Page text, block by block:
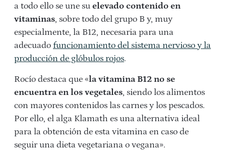
a todo ello se une su elevado contenido en
vitaminas, sobre todo del grupo B y, muy
especialmente, la B12, necesaria para una
adecuado funcionamiento del sistema nervioso y la
producción de glóbulos rojos.
Rocío destaca que «la vitamina B12 no se
encuentra en los vegetales, siendo los alimentos
con mayores contenidos las carnes y los pescados.
Por ello, el alga Klamath es una alternativa ideal
para la obtención de esta vitamina en caso de
seguir una dieta vegetariana o vegana».